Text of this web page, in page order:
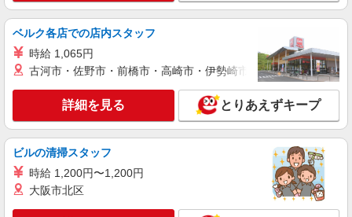
ベルク各店での店内スタッフ
時給 1,065円
古河市・佐野市・前橋市・高崎市・伊勢崎市・太田市・館林市
詳細を見る とりあえずキープ
ビルの清掃スタッフ
時給 1,200円〜1,200円
大阪市北区